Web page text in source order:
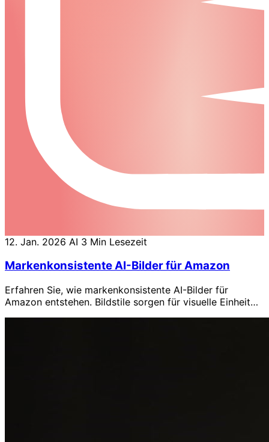
12. Jan. 2026 AI 3 Min Lesezeit
Markenkonsistente AI-Bilder für Amazon
Erfahren Sie, wie markenkonsistente AI-Bilder für
Amazon entstehen. Bildstile sorgen für visuelle Einheit